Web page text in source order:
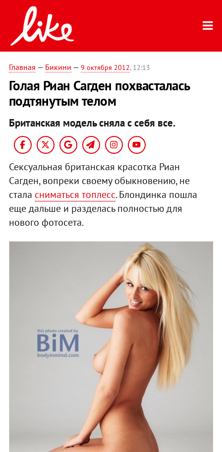
Главная — Бикини — 9 октября 2012, 12:13
Голая Риан Сагден похвасталась
подтянутым телом
Британская модель сняла с себя все.
Сексуальная британская красотка Риан
Сагден, вопреки своему обыкновению, не
стала сниматься топлесс. Блондинка пошла
еще дальше и разделась полностью для
нового фотосета.